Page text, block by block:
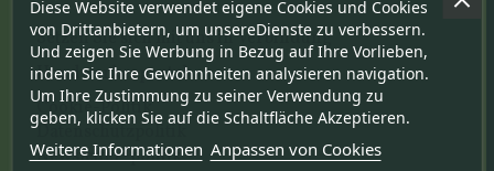
Setzen Sie sich mit uns in Verbindung
Handwerkerportal
Cookie-Politik
Datenschutzpolitik
Newsletter-politik
Diese Website verwendet eigene Cookies und Cookies
von Drittanbietern, um unsereDienste zu verbessern.
Und zeigen Sie Werbung in Bezug auf Ihre Vorlieben,
indem Sie Ihre Gewohnheiten analysieren navigation.
Um Ihre Zustimmung zu seiner Verwendung zu
geben, klicken Sie auf die Schaltfläche Akzeptieren.
Weitere Informationen Anpassen von Cookies